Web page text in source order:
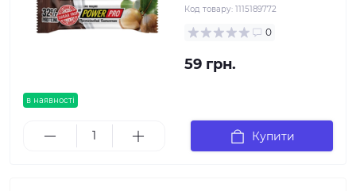
в наявності
Код товару: 1115189772
0
59 грн.
Купити